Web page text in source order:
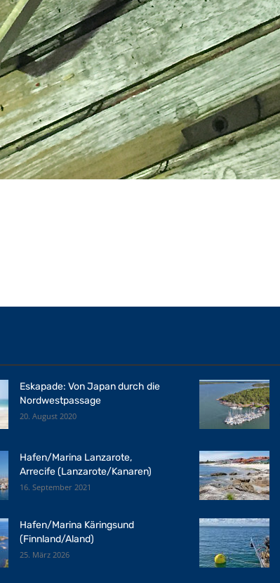
Eskapade: Von Japan durch die
Nordwestpassage
20. August 2020
Hafen/Marina Lanzarote,
Arrecife (Lanzarote/Kanaren)
16. September 2021
Hafen/Marina Käringsund
(Finnland/Aland)
25. März 2026